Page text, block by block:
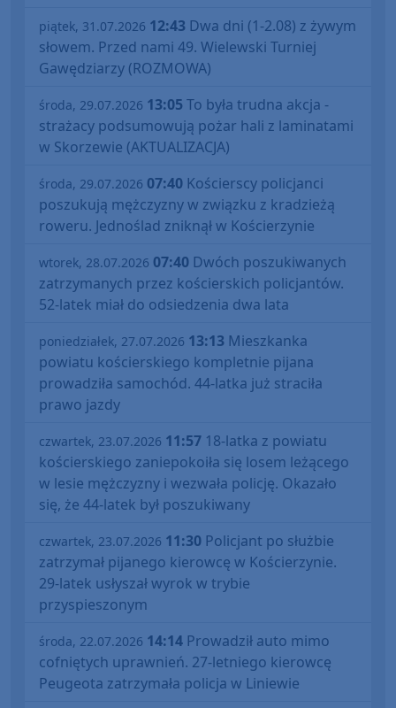
piątek, 31.07.2026 12:43 Dwa dni (1-2.08) z żywym
słowem. Przed nami 49. Wielewski Turniej
Gawędziarzy (ROZMOWA)
środa, 29.07.2026 13:05 To była trudna akcja -
strażacy podsumowują pożar hali z laminatami
w Skorzewie (AKTUALIZACJA)
środa, 29.07.2026 07:40 Kościerscy policjanci
poszukują mężczyzny w związku z kradzieżą
roweru. Jednoślad zniknął w Kościerzynie
wtorek, 28.07.2026 07:40 Dwóch poszukiwanych
zatrzymanych przez kościerskich policjantów.
52-latek miał do odsiedzenia dwa lata
poniedziałek, 27.07.2026 13:13 Mieszkanka
powiatu kościerskiego kompletnie pijana
prowadziła samochód. 44-latka już straciła
prawo jazdy
czwartek, 23.07.2026 11:57 18-latka z powiatu
kościerskiego zaniepokoiła się losem leżącego
w lesie mężczyzny i wezwała policję. Okazało
się, że 44-latek był poszukiwany
czwartek, 23.07.2026 11:30 Policjant po służbie
zatrzymał pijanego kierowcę w Kościerzynie.
29-latek usłyszał wyrok w trybie
przyspieszonym
środa, 22.07.2026 14:14 Prowadził auto mimo
cofniętych uprawnień. 27-letniego kierowcę
Peugeota zatrzymała policja w Liniewie